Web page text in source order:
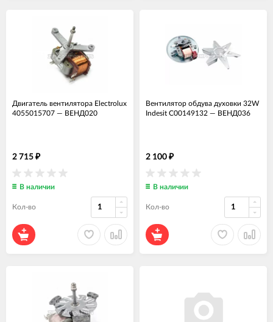
Двигатель вентилятора Electrolux
4055015707 — ВЕНД020
2 715 ₽
В наличии
Кол-во
Вентилятор обдува духовки 32W
Indesit C00149132 — ВЕНД036
2 100 ₽
В наличии
Кол-во